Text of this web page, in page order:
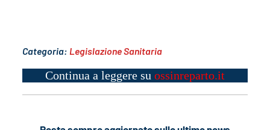
Categoria: Legislazione Sanitaria
Continua a leggere su ossinreparto.it